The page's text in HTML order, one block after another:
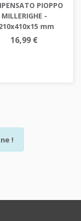
PIOPPO
MILLERIGHE -
mm
16,99 €
!